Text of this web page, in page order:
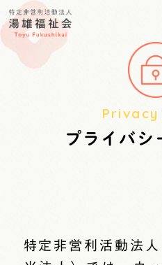
プライバシ
特定非営利活動法